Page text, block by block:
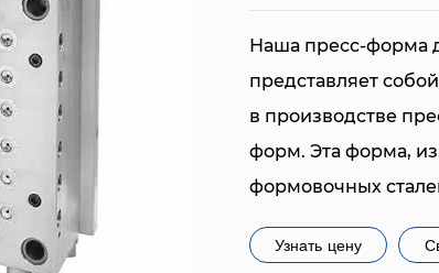
Наша пресс-форма
представляет
в производстве
форм. Эта форма,
формовочных
Выбор формовочной
Узнать цену